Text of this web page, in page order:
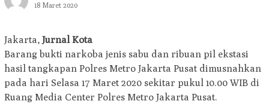
18 Maret 2020
Jakarta, Jurnal Kota
Barang bukti narkoba jenis sabu dan ribuan pil ekstasi
hasil tangkapan Polres Metro Jakarta Pusat dimusnahkan
pada hari Selasa 17 Maret 2020 sekitar pukul 10.00 WIB di
Ruang Media Center Polres Metro Jakarta Pusat.